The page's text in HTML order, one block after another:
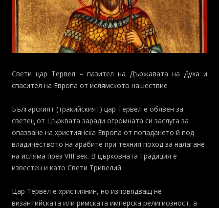
Свети цар Тервел – пазител на Държавата на Духа и
спасител на Европа от ислямското нашествие
Българският (тракийският) цар Тервел е обявен за
светец от Църквата заради огромната си заслуга за
опазване на християнска Европа от попадането й под
владичеството на арабите при техния поход за налагане
на исляма през VIII век. В църковната традиция е
известен и като Свети Тривелий.
Цар Тервел е християнин, но изповядващ не
византийската или римската имперска религиозност, а